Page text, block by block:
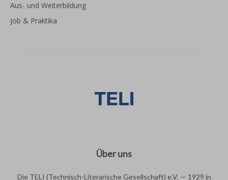
Aus- und Weiterbildung
Job & Praktika
Über uns
Die TELI (Technisch-Literarische Gesellschaft) e.V. — 1929 in